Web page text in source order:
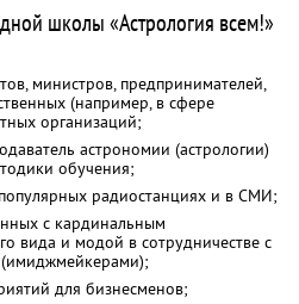
школы «Астрология всем!»
министров, предпринимателей,
(например, в сфере
организаций;
астрономии (астрологии)
обучения;
радиостанциях и в СМИ;
с кардинальным
вида и модой в сотрудничестве с
(имиджмейкерами);
для бизнесменов;